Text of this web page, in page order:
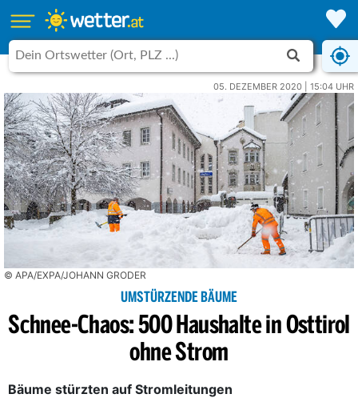
05. DEZEMBER 2020 | 15:04 UHR
© APA/EXPA/JOHANN GRODER
UMSTÜRZENDE BÄUME
Schnee-Chaos: 500 Haushalte in Osttirol
ohne Strom
Bäume stürzten auf Stromleitungen